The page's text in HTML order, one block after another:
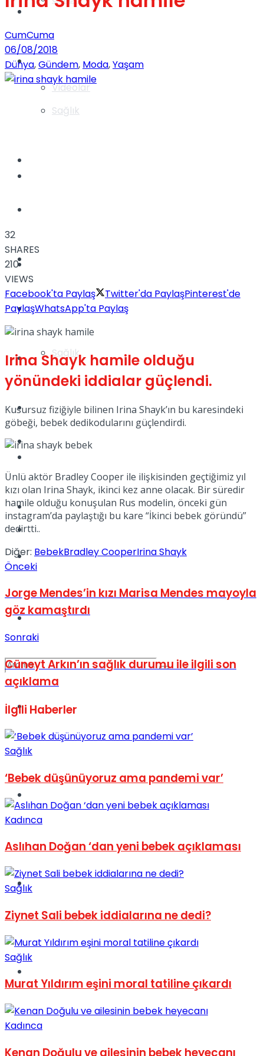
Videolar
Sağlık
TV
Kadınca
Dünya
Türkiye
Sinema
Gündem
Yaşam
Sağlık
Türkiye
Müzik
Sinema
Spor
Podcast
No Result
CumCuma
06/08/2018
Dünya,Gündem, Moda,Yaşam
32
SHARES
210
VIEWS
Facebook'ta Paylaş
Twitter'da PaylaşPinterest'de
PaylaşWhatsApp'ta Paylaş
Irina Shayk hamile olduğu
yönündeki iddialar güçlendi.
Kusursuz fiziğiyle bilinen Irina Shayk’ın bu karesindeki
göbeği, bebek dedikodularını güçlendirdi.
Ünlü aktör Bradley Cooper ile ilişkisinden geçtiğimiz yıl
kızı olan Irina Shayk, ikinci kez anne olacak. Bir süredir
hamile olduğu konuşulan Rus modelin, önceki gün
instagram’da paylaştığı bu kare “İkinci bebek göründü”
dedirtti..
Diğer: BebekBradley CooperIrina Shayk
Önceki
Jorge Mendes’in kızı Marisa Mendes mayoyla
göz kamaştırdı
Sonraki
Cüneyt Arkın’ın sağlık durumu ile ilgili son
açıklama
İlgili Haberler
Sağlık
‘Bebek düşünüyoruz ama pandemi var’
Kadınca
Aslıhan Doğan ‘dan yeni bebek açıklaması
Sağlık
Ziynet Sali bebek iddialarına ne dedi?
Sağlık
Murat Yıldırım eşini moral tatiline çıkardı
Kadınca
Kenan Doğulu ve ailesinin bebek heyecanı